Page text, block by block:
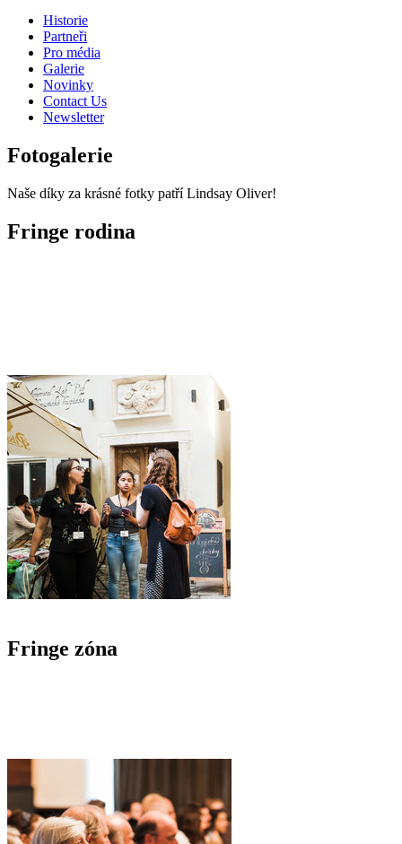
Historie
Partneři
Pro média
Galerie
Novinky
Contact Us
Newsletter
Fotogalerie
Naše díky za krásné fotky patří Lindsay Oliver!
Fringe rodina
Fringe zóna